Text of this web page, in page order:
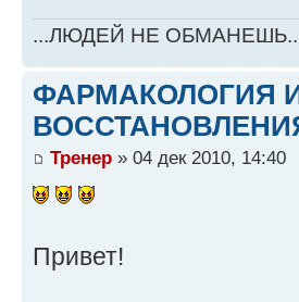
...ЛЮДЕЙ НЕ
ФАРМАКОЛОГИЯ
Тренер » 04 дек 2010, 14:40
Привет!